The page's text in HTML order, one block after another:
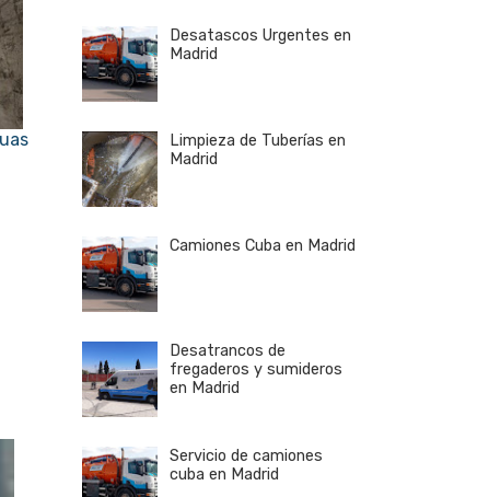
Desatascos Urgentes en
Madrid
Limpieza de Tuberías en
Madrid
Camiones Cuba en Madrid
Desatrancos de
fregaderos y sumideros
en Madrid
Servicio de camiones
cuba en Madrid